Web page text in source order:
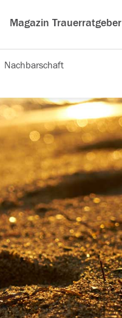
Magazin Trauerratgeber
Nachbarschaft